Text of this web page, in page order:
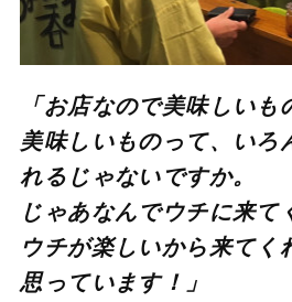
「お店なので美味しい
美味しいものって、いろ
れるじゃないですか。
じゃあなんでウチに来て
ウチが楽しいから来てく
思っています！」